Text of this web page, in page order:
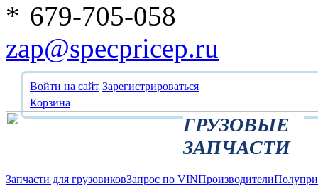
679-705-058
zap@specpricep.ru
Войти на сайт Зарегистрироваться
Корзина
ГРУЗОВЫЕ
ЗАПЧАСТИ
Запчасти для грузовиковЗапрос по VINПроизводители